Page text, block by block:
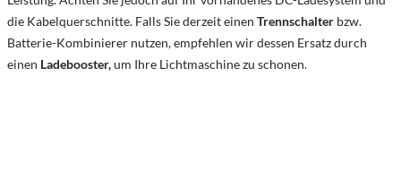
die Kabelquerschnitte. Falls Sie derzeit einen Trennschalter bzw.
Batterie-Kombinierer nutzen, empfehlen wir dessen Ersatz durch
einen Ladebooster,um Ihre Lichtmaschine zu schonen.